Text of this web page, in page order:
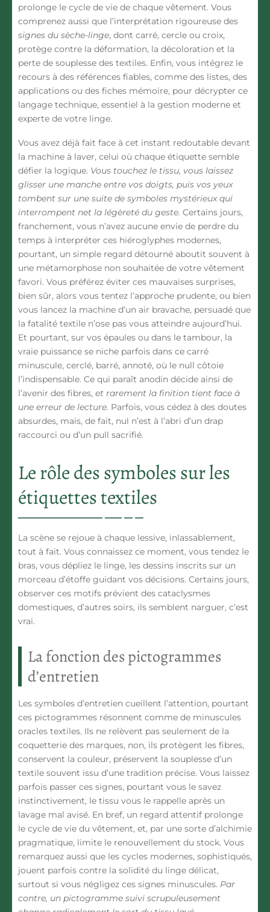
prolonge le cycle de vie de chaque vêtement. Vous
comprenez aussi que l’interprétation rigoureuse des
signes du sèche-linge, dont carré, cercle ou croix,
protège contre la déformation, la décoloration et la
perte de souplesse des textiles. Enfin, vous intégrez le
recours à des références fiables, comme des listes, des
applications ou des fiches mémoire, pour décrypter ce
langage technique, essentiel à la gestion moderne et
experte de votre linge.
Vous avez déjà fait face à cet instant redoutable devant
la machine à laver, celui où chaque étiquette semble
défier la logique. Vous touchez le tissu, vous laissez
glisser une manche entre vos doigts, puis vos yeux
tombent sur une suite de symboles mystérieux qui
interrompent net la légèreté du geste. Certains jours,
franchement, vous n’avez aucune envie de perdre du
temps à interpréter ces hiéroglyphes modernes,
pourtant, un simple regard détourné aboutit souvent à
une métamorphose non souhaitée de votre vêtement
favori. Vous préférez éviter ces mauvaises surprises,
bien sûr, alors vous tentez l’approche prudente, ou bien
vous lancez la machine d’un air bravache, persuadé que
la fatalité textile n’ose pas vous atteindre aujourd’hui.
Et pourtant, sur vos épaules ou dans le tambour, la
vraie puissance se niche parfois dans ce carré
minuscule, cerclé, barré, annoté, où le null côtoie
l’indispensable. Ce qui paraît anodin décide ainsi de
l’avenir des fibres, et rarement la finition tient face à
une erreur de lecture. Parfois, vous cédez à des doutes
absurdes, mais, de fait, nul n’est à l’abri d’un drap
raccourci ou d’un pull sacrifié.
Le rôle des symboles sur les
étiquettes textiles
La scène se rejoue à chaque lessive, inlassablement,
tout à fait. Vous connaissez ce moment, vous tendez le
bras, vous dépliez le linge, les dessins inscrits sur un
morceau d’étoffe guidant vos décisions. Certains jours,
observer ces motifs prévient des cataclysmes
domestiques, d’autres soirs, ils semblent narguer, c’est
vrai.
La fonction des pictogrammes
d’entretien
Les symboles d’entretien cueillent l’attention, pourtant
ces pictogrammes résonnent comme de minuscules
oracles textiles. Ils ne relèvent pas seulement de la
coquetterie des marques, non, ils protègent les fibres,
conservent la couleur, préservent la souplesse d’un
textile souvent issu d’une tradition précise. Vous laissez
parfois passer ces signes, pourtant vous le savez
instinctivement, le tissu vous le rappelle après un
lavage mal avisé. En bref, un regard attentif prolonge
le cycle de vie du vêtement, et, par une sorte d’alchimie
pragmatique, limite le renouvellement du stock. Vous
remarquez aussi que les cycles modernes, sophistiqués,
jouent parfois contre la solidité du linge délicat,
surtout si vous négligez ces signes minuscules. Par
contre, un pictogramme suivi scrupuleusement